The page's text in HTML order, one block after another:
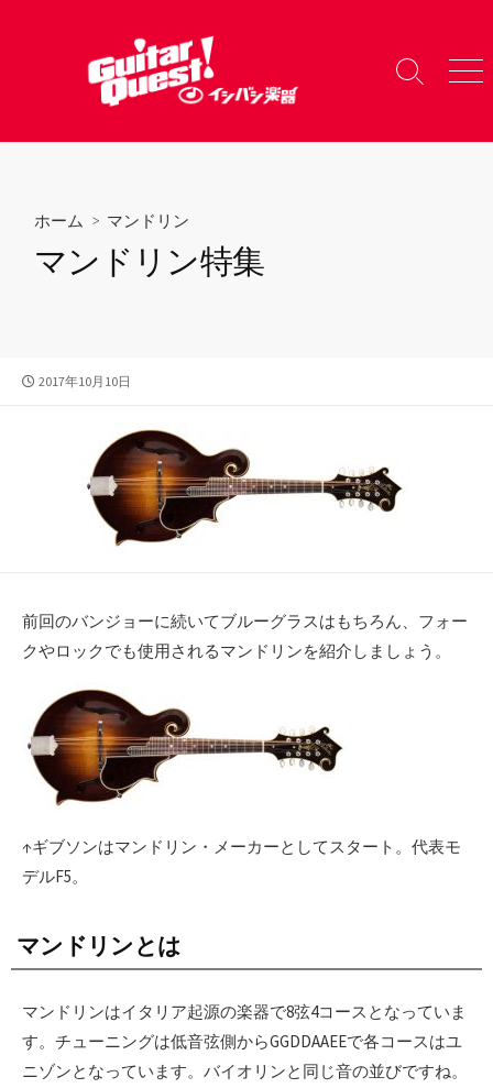
へ
検
り
メ
ー
ホーム > マンドリン
マンドリン特集
公
2017年10月10日
前回のバンジョーに続いてブルーグラスはもちろん、フォー
クやロックでも使用されるマンドリンを紹介しましょう。
↑ギブソンはマンドリン・メーカーとしてスタート。代表モ
デルF5。
マンドリンとは
マンドリンはイタリア起源の楽器で8弦4コースとなっていま
す。チューニングは低音弦側からGGDDAAEEで各コースはユ
ニゾンとなっています。バイオリンと同じ音の並びですね。